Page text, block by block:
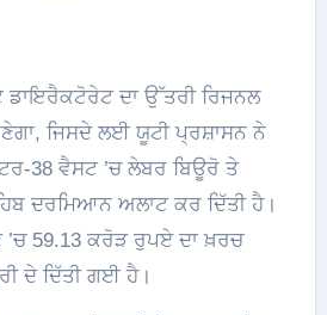
ਜਿਸਦੇ ਲਈ ਯੂਟੀ ਪ੍ਰਸ਼ਾਸਨ ਨੇ
38 ਵੈਸਟ ’ਚ ਲੇਬਰ ਬਿਊਰੋ ਤੇ
ਦਰਮਿਆਨ ਅਲਾਟ ਕਰ ਦਿੱਤੀ ਹੈ।
59.13 ਕਰੋੜ ਰੁਪਏ ਦਾ ਖ਼ਰਚ
ਦੇ ਦਿੱਤੀ ਗਈ ਹੈ।